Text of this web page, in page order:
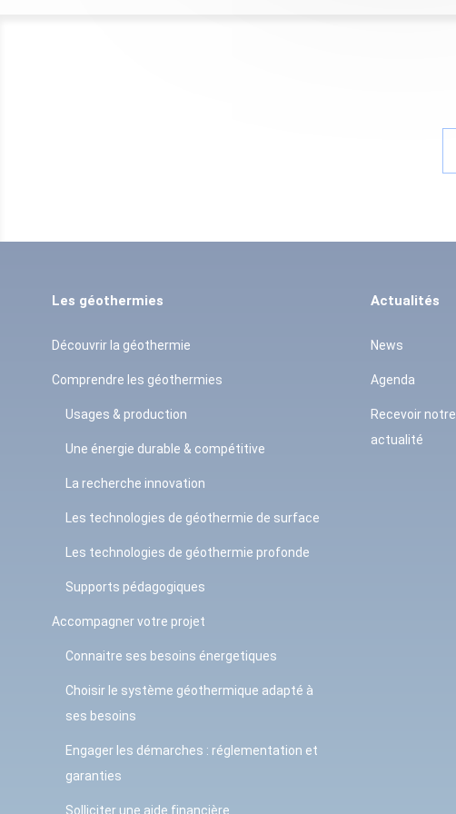
Les géothermies
Découvrir la géothermie
Comprendre les géothermies
Usages & production
Une énergie durable & compétitive
La recherche innovation
Les technologies de géothermie de surface
Les technologies de géothermie profonde
Supports pédagogiques
Accompagner votre projet
Connaitre ses besoins énergetiques
Choisir le système géothermique adapté à
ses besoins
Engager les démarches : réglementation et
garanties
Solliciter une aide financière
Actualités
News
Agenda
Recevoir notre
actualité